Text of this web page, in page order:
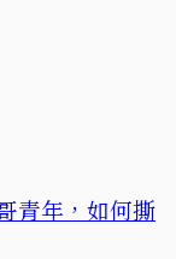
青年，如何撕